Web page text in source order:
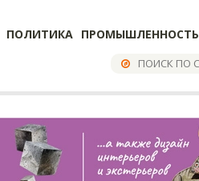
ПОЛИТИКА ПРОМЫШЛЕННОСТЬ